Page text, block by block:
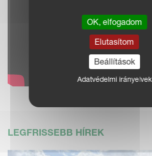
LEGFRISSEBB HÍREK
OK, elfogadom
Elutasítom
Beállítások
Adatvédelmi irányelvek